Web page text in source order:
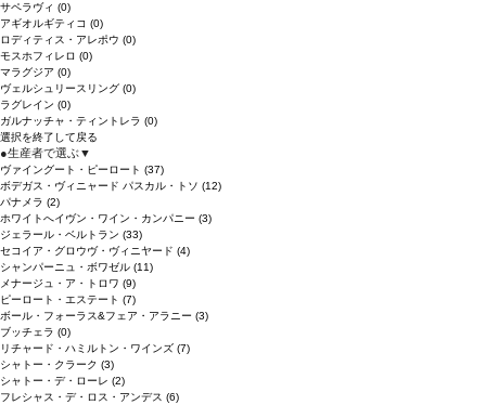
サペラヴィ (0)
アギオルギティコ (0)
ロディティス・アレポウ (0)
モスホフィレロ (0)
マラグジア (0)
ヴェルシュリースリング (0)
ラグレイン (0)
ガルナッチャ・ティントレラ (0)
選択を終了して戻る
●生産者で選ぶ▼
ヴァイングート・ピーロート (37)
ボデガス・ヴィニャード パスカル・トソ (12)
パナメラ (2)
ホワイトへイヴン・ワイン・カンパニー (3)
ジェラール・ベルトラン (33)
セコイア・グロウヴ・ヴィニヤード (4)
シャンパーニュ・ボワゼル (11)
メナージュ・ア・トロワ (9)
ピーロート・エステート (7)
ボール・フォーラス&フェア・アラニー (3)
ブッチェラ (0)
リチャード・ハミルトン・ワインズ (7)
シャトー・クラーク (3)
シャトー・デ・ローレ (2)
フレシャス・デ・ロス・アンデス (6)